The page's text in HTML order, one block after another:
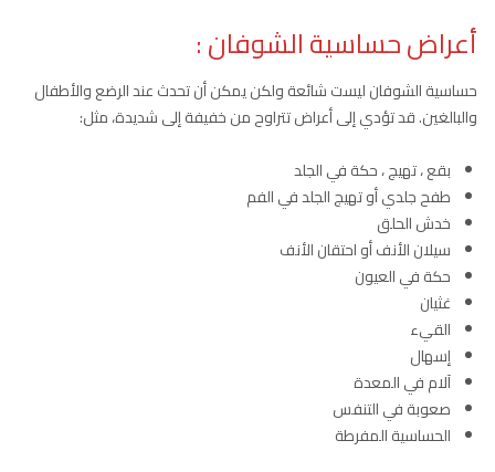
أعراض حساسية الشوفان :
حساسية الشوفان ليست شائعة ولكن يمكن أن تحدث عند الرضع والأطفال
والبالغين. قد تؤدي إلى أعراض تتراوح من خفيفة إلى شديدة، مثل:
بقع ، تهيج ، حكة في الجلد
طفح جلدي أو تهيج الجلد في الفم
خدش الحلق
سيلان الأنف أو احتقان الأنف
حكة في العيون
غثيان
القيء
إسهال
آلام في المعدة
صعوبة في التنفس
الحساسية المفرطة